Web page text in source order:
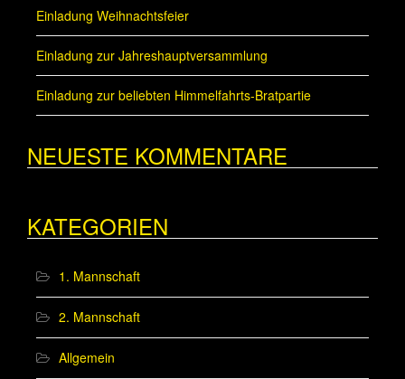
Einladung Weihnachtsfeier
Einladung zur Jahreshauptversammlung
Einladung zur beliebten Himmelfahrts-Bratpartie
NEUESTE KOMMENTARE
KATEGORIEN
1. Mannschaft
2. Mannschaft
Allgemein